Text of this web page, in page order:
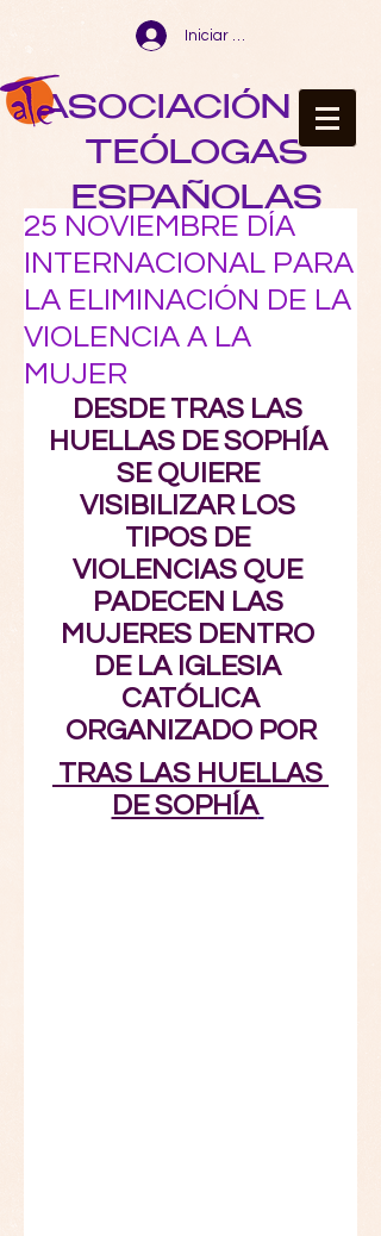
Iniciar sesión
ASOCIACIÓN DE
TEÓLOGAS
ESPAÑOLAS
25 NOVIEMBRE DÍA
INTERNACIONAL PARA
LA ELIMINACIÓN DE LA
VIOLENCIA A LA
MUJER
DESDE TRAS LAS
HUELLAS DE SOPHÍA
SE QUIERE
VISIBILIZAR LOS
TIPOS DE
VIOLENCIAS QUE
PADECEN LAS
MUJERES DENTRO
DE LA IGLESIA
CATÓLICA
ORGANIZADO POR
TRAS LAS HUELLAS
DE SOPHÍA